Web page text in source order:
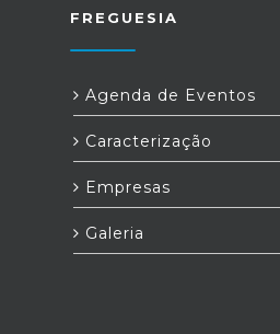
FREGUESIA
Agenda de Eventos
Caracterização
Empresas
Galeria